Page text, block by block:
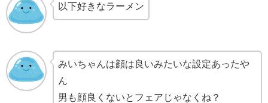
以下好きなラーメン
みいちゃんは顔は良いみたいな設定あったや
ん
男も顔良くないとフェアじゃなくね？